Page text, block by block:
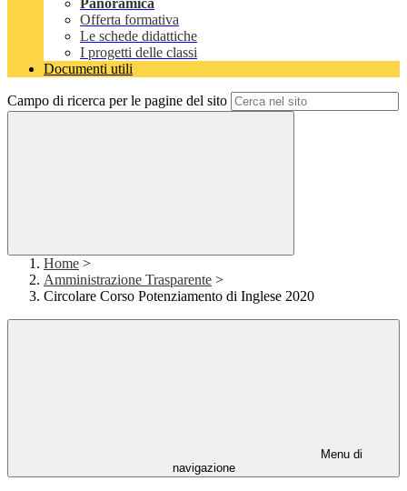
Panoramica
Offerta formativa
Le schede didattiche
I progetti delle classi
Documenti utili
Campo di ricerca per le pagine del sito
Home >
Amministrazione Trasparente >
Circolare Corso Potenziamento di Inglese 2020
Menu di
navigazione